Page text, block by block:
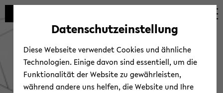
Automatische
vermeiden
zum
wechseln
zum
wechseln
zum
wechseln
Datenschutzeinstellung
Diese Webseite verwendet Cookies und ähnliche
Technologien. Einige davon sind essentiell, um die
Funktionalität der Website zu gewährleisten,
während andere uns helfen, die Website und Ihre